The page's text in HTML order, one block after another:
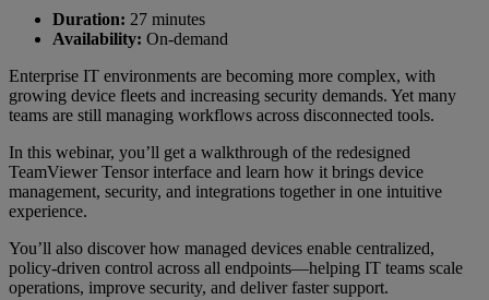
Duration: 27 minutes
Availability: On-demand
Enterprise IT environments are becoming more complex, with
growing device fleets and increasing security demands. Yet many
teams are still managing workflows across disconnected tools.
In this webinar, you’ll get a walkthrough of the redesigned
TeamViewer Tensor interface and learn how it brings device
management, security, and integrations together in one intuitive
experience.
You’ll also discover how managed devices enable centralized,
policy-driven control across all endpoints—helping IT teams scale
operations, improve security, and deliver faster support.